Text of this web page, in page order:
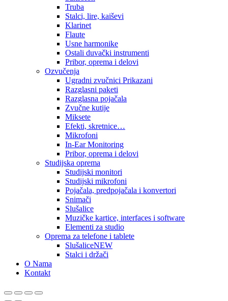
Truba
Stalci, lire, kaiševi
Klarinet
Flaute
Usne harmonike
Ostali duvački instrumenti
Pribor, oprema i delovi
Ozvučenja
Ugradni zvučnici Prikazani
Razglasni paketi
Razglasna pojačala
Zvučne kutije
Miksete
Efekti, skretnice…
Mikrofoni
In-Ear Monitoring
Pribor, oprema i delovi
Studijska oprema
Studijski monitori
Studijski mikrofoni
Pojačala, predpojačala i konvertori
Snimači
Slušalice
Muzičke kartice, interfaces i software
Elementi za studio
Oprema za telefone i tablete
SlušaliceNEW
Stalci i držači
O Nama
Kontakt